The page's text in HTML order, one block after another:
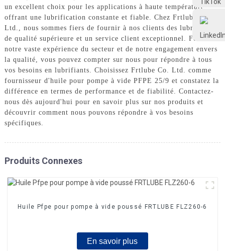
@FRTLUBE8
un excellent choix pour les applications à haute température,
offrant une lubrification constante et fiable. Chez Frtlube Co.
Ltd., nous sommes fiers de fournir à nos clients des lubrifiants
de qualité supérieure et un service client exceptionnel. Forts de
notre vaste expérience du secteur et de notre engagement envers
la qualité, vous pouvez compter sur nous pour répondre à tous
vos besoins en lubrifiants. Choisissez Frtlube Co. Ltd. comme
fournisseur d'huile pour pompe à vide PFPE 25/9 et constatez la
différence en termes de performance et de fiabilité. Contactez-
nous dès aujourd'hui pour en savoir plus sur nos produits et
découvrir comment nous pouvons répondre à vos besoins
spécifiques.
Produits Connexes
Huile Pfpe pour pompe à vide poussé FRTLUBE FLZ260-6
En savoir plus